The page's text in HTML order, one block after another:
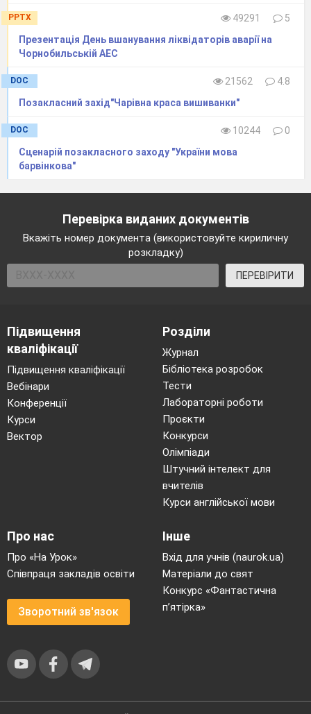
PPTX 49291
5
Презентація День вшанування ліквідаторів аварії на
Чорнобильській АЕС
DOC 21562
4.8
Позакласний захід"Чарівна краса вишиванки"
DOC 10244
0
Сценарій позакласного заходу "України мова
барвінкова"
Перевірка виданих документів
Вкажіть номер документа (використовуйте кириличну
розкладку)
ПЕРЕВІРИТИ
Підвищення
кваліфікації
Підвищення кваліфікації
Вебінари
Конференції
Курси
Вектор
Розділи
Журнал
Бібліотека розробок
Тести
Лабораторні роботи
Проєкти
Конкурси
Олімпіади
Штучний інтелект для
вчителів
Курси англійської мови
Про нас
Про «На Урок»
Співпраця закладів освіти
Зворотний зв'язок
Інше
Вхід для учнів (naurok.ua)
Матеріали до свят
Конкурс «Фантастична
п’ятірка»